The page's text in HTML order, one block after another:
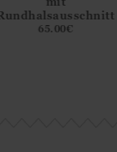
65.00€